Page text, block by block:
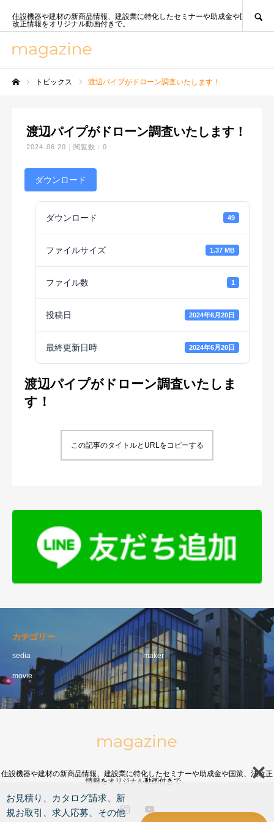
住設機器や建材の新商品情報、建設業に特化したセミナーや助成金や国策、法
改正情報をオリジナル動画付きで。
トピックス 渡辺パイプがドローン調査いたします！
渡辺パイプがドローン調査いたします！
2024.06.20 閲覧数：0
ダウンロード
ダウンロード 49
ファイルサイズ 1.37 MB
ファイル数 1
投稿日 2024年6月20日
最終更新日時 2024年6月20日
渡辺パイプがドローン調査いたしま
す！
この記事のタイトルとURLをコピーする
カテゴリー
sedia maker
movie
住設機器や建材の新商品情報、建設業に特化したセミナーや助成金や国策、法改正
情報をオリジナル動画付きで。
お見積り、カタログ請求、新
規お取引、求人応募、その他